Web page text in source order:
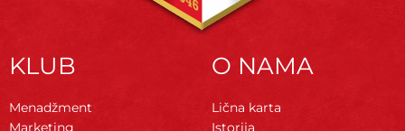
KLUB
Menadžment
Marketing
O NAMA
Lična karta
Istorija